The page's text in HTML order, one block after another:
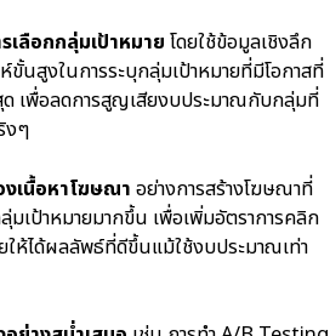
ลือกกลุ่มเป้าหมาย โดยใช้ข้อมูลเชิงลึก
ห์ขั้นสูงในการระบุกลุ่มเป้าหมายที่มีโอกาสที่
ด เพื่อลดการสูญเสียงบประมาณกับกลุ่มที่
งๆ
เนื้อหาโฆษณา อย่างการสร้างโฆษณาที่
มเป้าหมายมากขึ้น เพื่อเพิ่มอัตราการคลิก
ให้ได้ผลลัพธ์ที่ดีขึ้นแม้ใช้งบประมาณเท่า